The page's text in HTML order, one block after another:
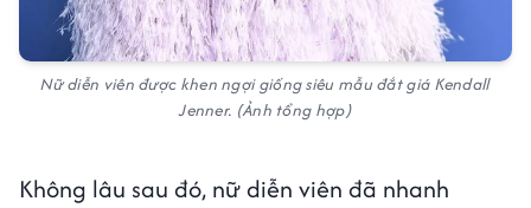
Nữ diễn viên được khen ngợi giống siêu mẫu đắt giá Kendall
Jenner. (Ảnh tổng hợp)
Không lâu sau đó, nữ diễn viên đã nhanh